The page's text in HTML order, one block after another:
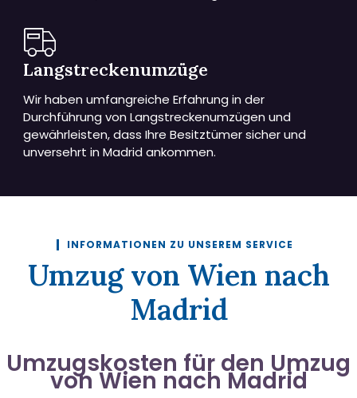
Langstreckenumzüge
Wir haben umfangreiche Erfahrung in der
Durchführung von Langstreckenumzügen und
gewährleisten, dass Ihre Besitztümer sicher und
unversehrt in Madrid ankommen.
INFORMATIONEN ZU UNSEREM SERVICE
Umzug von Wien nach
Madrid
Umzugskosten für den Umzug
von Wien nach Madrid